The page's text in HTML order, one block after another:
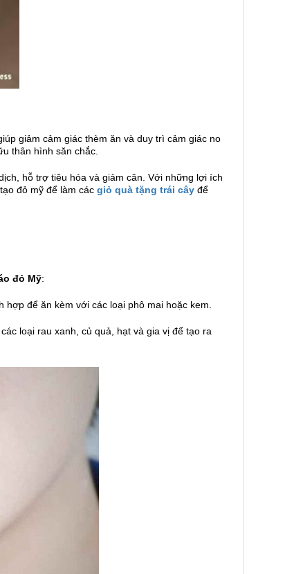
giảm cảm giác thèm ăn và duy trì cảm giác no
thân hình săn chắc.
hỗ trợ tiêu hóa và giảm cân. Với những lợi ích
đỏ mỹ để làm các giỏ quà tặng trái cây để
đỏ Mỹ:
để ăn kèm với các loại phô mai hoặc kem.
loại rau xanh, củ quả, hạt và gia vị để tạo ra